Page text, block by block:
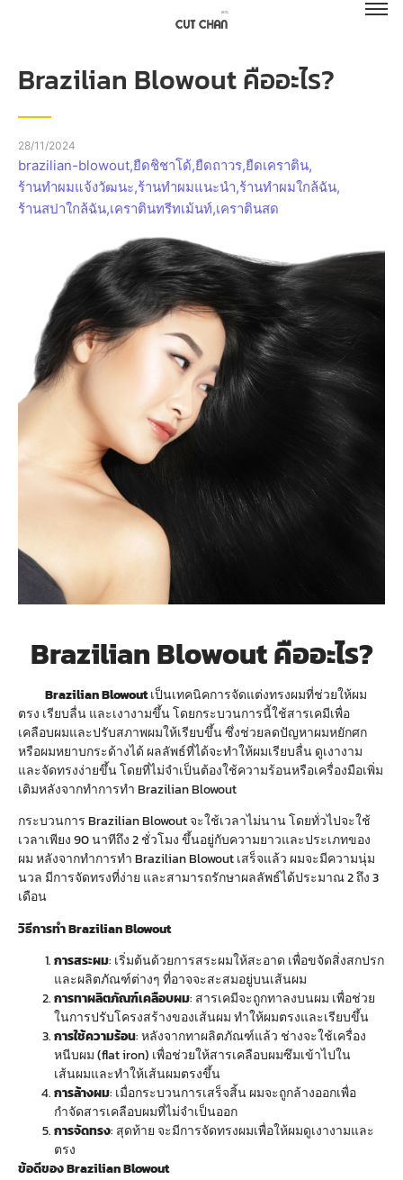
Brazilian Blowout คืออะไร?
28/11/2024
brazilian-blowout,ยืดชิชาโด้,ยืดถาวร,ยืดเคราติน,
ร้านทำผมแจ้งวัฒนะ,ร้านทำผมแนะนำ,ร้านทำผมใกล้ฉัน,
ร้านสปาใกล้ฉัน,เคราตินทรีทเม้นท์,เคราตินสด
Brazilian Blowout คืออะไร?
Brazilian Blowoutเป็นเทคนิคการจัดแต่งทรงผมที่ช่วยให้ผม
ตรง เรียบลื่น และเงางามขึ้น โดยกระบวนการนี้ใช้สารเคมีเพื่อ
เคลือบผมและปรับสภาพผมให้เรียบขึ้น ซึ่งช่วยลดปัญหาผมหยักศก
หรือผมหยาบกระด้างได้ ผลลัพธ์ที่ได้จะทำให้ผมเรียบลื่น ดูเงางาม
และจัดทรงง่ายขึ้น โดยที่ไม่จำเป็นต้องใช้ความร้อนหรือเครื่องมือเพิ่ม
เติมหลังจากทำการทำ Brazilian Blowout
กระบวนการ Brazilian Blowout จะใช้เวลาไม่นาน โดยทั่วไปจะใช้
เวลาเพียง 90 นาทีถึง 2 ชั่วโมง ขึ้นอยู่กับความยาวและประเภทของ
ผม หลังจากทำการทำ Brazilian Blowout เสร็จแล้ว ผมจะมีความนุ่ม
นวล มีการจัดทรงที่ง่าย และสามารถรักษาผลลัพธ์ได้ประมาณ 2 ถึง 3
เดือน
วิธีการทำ Brazilian Blowout
การสระผม: เริ่มต้นด้วยการสระผมให้สะอาด เพื่อขจัดสิ่งสกปรก
และผลิตภัณฑ์ต่างๆ ที่อาจจะสะสมอยู่บนเส้นผม
การทาผลิตภัณฑ์เคลือบผม: สารเคมีจะถูกทาลงบนผม เพื่อช่วย
ในการปรับโครงสร้างของเส้นผม ทำให้ผมตรงและเรียบขึ้น
การใช้ความร้อน: หลังจากทาผลิตภัณฑ์แล้ว ช่างจะใช้เครื่อง
หนีบผม (flat iron) เพื่อช่วยให้สารเคลือบผมซึมเข้าไปใน
เส้นผมและทำให้เส้นผมตรงขึ้น
การล้างผม: เมื่อกระบวนการเสร็จสิ้น ผมจะถูกล้างออกเพื่อ
กำจัดสารเคลือบผมที่ไม่จำเป็นออก
การจัดทรง: สุดท้าย จะมีการจัดทรงผมเพื่อให้ผมดูเงางามและ
ตรง
ข้อดีของ Brazilian Blowout